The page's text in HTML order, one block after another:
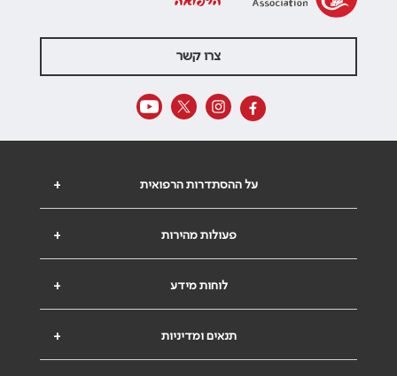
צרו קשר
+ על ההסתדרות הרפואית
+ פעולות מהירות
+ לוחות מידע
+ תנאים ומדיניות